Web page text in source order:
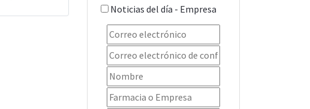
Noticias del día - Empresa